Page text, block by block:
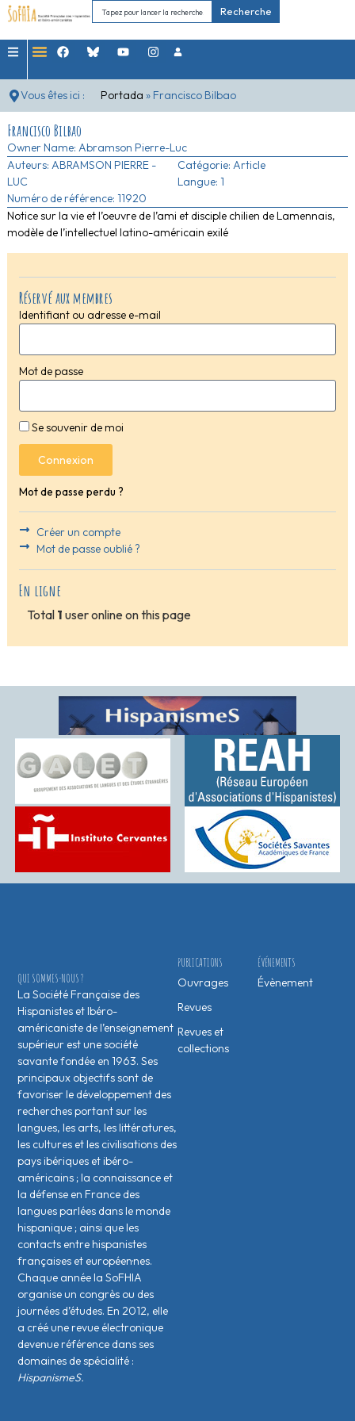
Recherche
Vous êtes ici : Portada » Francisco Bilbao
Réservé aux membres
Identifiant ou adresse e-mail
Mot de passe
Se souvenir de moi
Connexion
Mot de passe perdu ?
Créer un compte
Mot de passe oublié ?
En ligne
Total 1 user online on this page
Francisco Bilbao
Owner Name: Abramson Pierre-Luc
Auteurs: ABRAMSON PIERRE -
LUC
Numéro de référence: 11920
Catégorie: Article
Langue: 1
Notice sur la vie et l’oeuvre de l’ami et disciple chilien de Lamennais,
modèle de l’intellectuel latino-américain exilé
ÉVÉNEMENTS
Évènement
PUBLICATIONS
Ouvrages
Revues
Revues et
collections
QUI SOMMES-NOUS ?
La Société Française des
Hispanistes et Ibéro-
américaniste de l’enseignement
supérieur est une société
savante fondée en 1963. Ses
principaux objectifs sont de
favoriser le développement des
recherches portant sur les
langues, les arts, les littératures,
les cultures et les civilisations des
pays ibériques et ibéro-
américains ; la connaissance et
la défense en France des
langues parlées dans le monde
hispanique ; ainsi que les
contacts entre hispanistes
français·es et européen·nes.
Chaque année la SoFHIA
organise un congrès ou des
journées d’études. En 2012, elle
a créé une revue électronique
devenue référence dans ses
domaines de spécialité :
HispanismeS.